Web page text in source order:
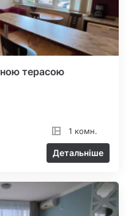
терасою
1 комн.
Детальніше